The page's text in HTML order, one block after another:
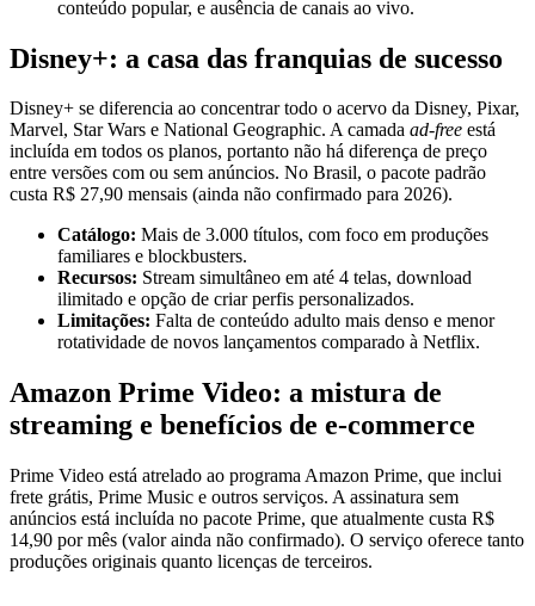
conteúdo popular, e ausência de canais ao vivo.
Disney+: a casa das franquias de sucesso
Disney+ se diferencia ao concentrar todo o acervo da Disney, Pixar,
Marvel, Star Wars e National Geographic. A camada ad‑free está
incluída em todos os planos, portanto não há diferença de preço
entre versões com ou sem anúncios. No Brasil, o pacote padrão
custa R$ 27,90 mensais (ainda não confirmado para 2026).
Catálogo: Mais de 3.000 títulos, com foco em produções
familiares e blockbusters.
Recursos: Stream simultâneo em até 4 telas, download
ilimitado e opção de criar perfis personalizados.
Limitações: Falta de conteúdo adulto mais denso e menor
rotatividade de novos lançamentos comparado à Netflix.
Amazon Prime Video: a mistura de
streaming e benefícios de e‑commerce
Prime Video está atrelado ao programa Amazon Prime, que inclui
frete grátis, Prime Music e outros serviços. A assinatura sem
anúncios está incluída no pacote Prime, que atualmente custa R$
14,90 por mês (valor ainda não confirmado). O serviço oferece tanto
produções originais quanto licenças de terceiros.